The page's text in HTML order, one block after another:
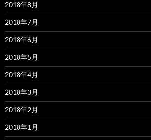
2018年8月
2018年7月
2018年6月
2018年5月
2018年4月
2018年3月
2018年2月
2018年1月